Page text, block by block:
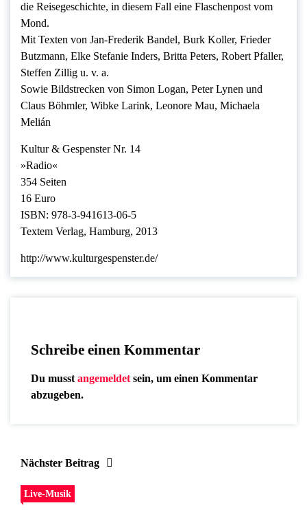
die Reisegeschichte, in diesem Fall eine Flaschenpost vom
Mond.
Mit Texten von Jan-Frederik Bandel, Burk Koller, Frieder
Butzmann, Elke Stefanie Inders, Britta Peters, Robert Pfaller,
Steffen Zillig u. v. a.
Sowie Bildstrecken von Simon Logan, Peter Lynen und
Claus Böhmler, Wibke Larink, Leonore Mau, Michaela
Melián
Kultur & Gespenster Nr. 14
»Radio«
354 Seiten
16 Euro
ISBN: 978-3-941613-06-5
Textem Verlag, Hamburg, 2013
http://www.kulturgespenster.de/
Schreibe einen Kommentar
Du musst angemeldet sein, um einen Kommentar
abzugeben.
Nächster Beitrag
Live-Musik